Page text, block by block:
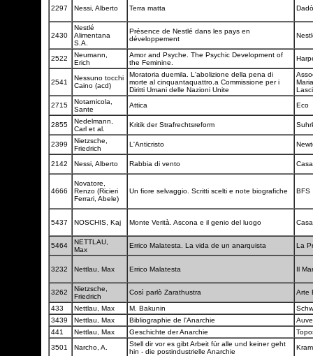
2297 Nessi, Alberto Terra matta
2430
Nestlé
Alimentana
S.A.
Présence de Nestlé dans les pays en
développement
2522
Neumann,
Erich
Amor and Psyche. The Psychic Development of
the Feminine.
2541
Nessuno tocchi
Caino (acd)
Moratoria duemila. L'abolizione della pena di
morte al cinquantaquattro.a Commissione per i
Diritti Umani delle Nazioni Unite
2715
Notarnicola,
Sante
Attica Eco
2855
Nedelmann,
Carl et al.
Kritik der Strafrechtsreform
2399
Nietzsche,
Friedrich
L'Anticristo
2142 Nessi, Alberto Rabbia di vento
4666
Novatore,
Renzo (Ricieri
Ferrari, Abele)
Un fiore selvaggio. Scritti scelti e note biografiche BFS
5437 NOSCHIS, Kaj Monte Verità. Ascona e il genio del luogo
5464
NETTLAU,
Max
Errico Malatesta. La vida de un anarquista La
3232 Nettlau, Max Errico Malatesta Il
3262
Nietzsche,
Friedrich
Così parlò Zarathustra Arte
433 Nettlau, Max M. Bakunin
3439
Nettlau, Max Bibliographie de l'Anarchie
441
Nettlau, Max Geschichte der Anarchie
3501
Narcho, A.
Stell dir vor es gibt Arbeit für alle und keiner geht
hin - die postindustrielle Anarchie